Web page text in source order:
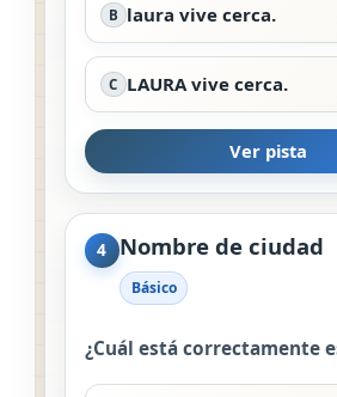
B laura vive cerca.
C LAURA vive cerca.
Ver pista
4 Nombre de ciudad
Básico
¿Cuál está correctamente